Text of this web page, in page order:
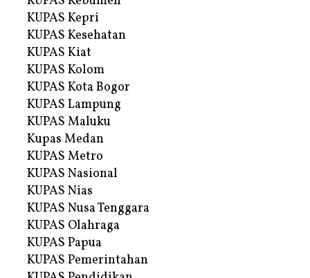
KUPAS Kepri
KUPAS Kesehatan
KUPAS Kiat
KUPAS Kolom
KUPAS Kota Bogor
KUPAS Lampung
KUPAS Maluku
Kupas Medan
KUPAS Metro
KUPAS Nasional
KUPAS Nias
KUPAS Nusa Tenggara
KUPAS Olahraga
KUPAS Papua
KUPAS Pemerintahan